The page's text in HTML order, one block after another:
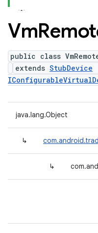
Vm
public class
extends StubDevice
java.lang.Object
↳
↳